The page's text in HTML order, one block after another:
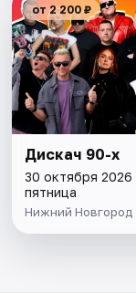
от 2 200 ₽
Дискач 90-х
30 октября 2026
пятница
Нижний Новгород